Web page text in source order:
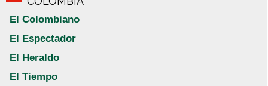
El Colombiano
El Espectador
El Heraldo
El Tiempo